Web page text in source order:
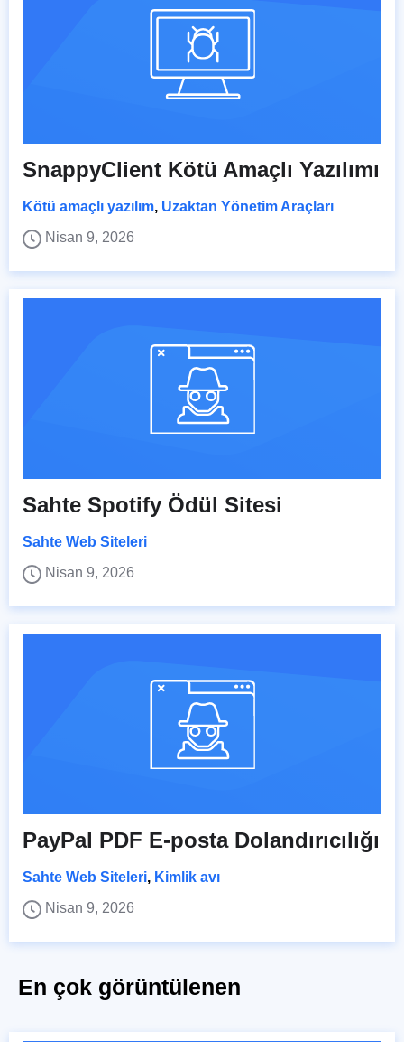
SnappyClient Kötü Amaçlı Yazılımı
Kötü amaçlı yazılım, Uzaktan Yönetim Araçları
Nisan 9, 2026
Sahte Spotify Ödül Sitesi
Sahte Web Siteleri
Nisan 9, 2026
PayPal PDF E-posta Dolandırıcılığı
Sahte Web Siteleri, Kimlik avı
Nisan 9, 2026
En çok görüntülenen